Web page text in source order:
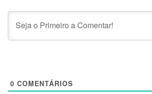
0 COMENTÁRIOS